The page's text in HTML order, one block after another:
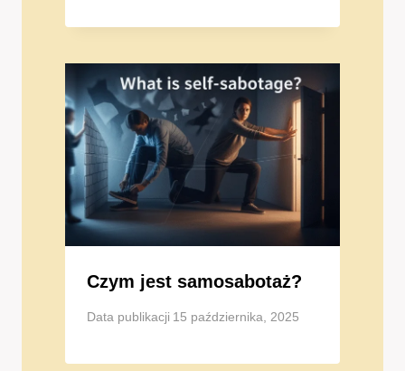
Czym jest samosabotaż?
Data publikacji 15 października, 2025